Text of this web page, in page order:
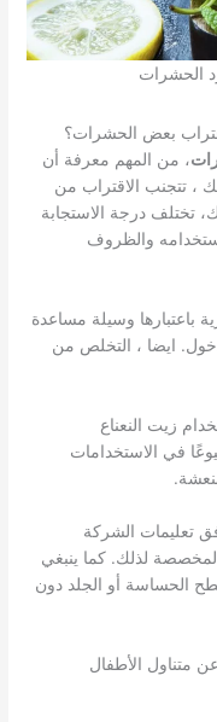
الحشرات
بعض الحشرات؟
، من المهم معرفة أن
، تتجنب الاقتراب من
تختلف درجة الاستجابة
والظروف
باعتبارها وسيلة مساعدة
ايضا ، التخلص من
زيت النعناع
في الاستخدامات
تعليمات الشركة
لذلك. كما ينبغي
الحساسة أو الجلد دون
متناول الأطفال